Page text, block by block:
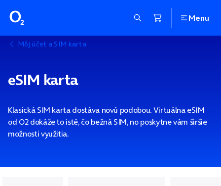
Menu
Môj účet a SIM karta
eSIM karta
Klasická SIM karta dostáva novú podobou. Virtuálna eSIM
od O2 dokáže to isté, čo bežná SIM, no poskytne vám širšie
možnosti využitia.